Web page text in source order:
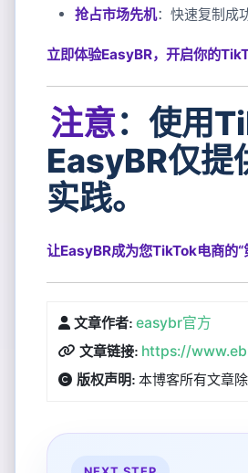
抢占市场先机：快速复制成
立即体验EasyBR，开启你的
注意：使用
EasyBR仅提
实践。
让EasyBR成为您TikTok电商的“
文章作者: easybr官方
文章链接: https://
版权声明: 本博客所有文章